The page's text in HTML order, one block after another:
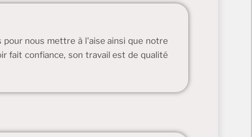
nous mettre à l'aise ainsi que notre
fait confiance, son travail est de qualité